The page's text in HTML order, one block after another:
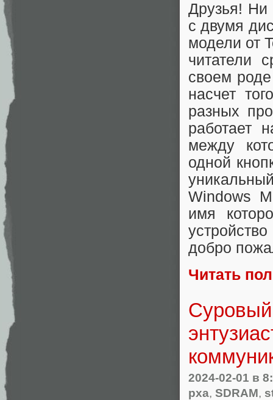
Друзья! Ни
с двумя
модели от
читатели
своем
насчет
разных
работает
между
одной
Windows
имя
добро
Читать
Суровый
2024-02-01 в
pxa, SDRAM,